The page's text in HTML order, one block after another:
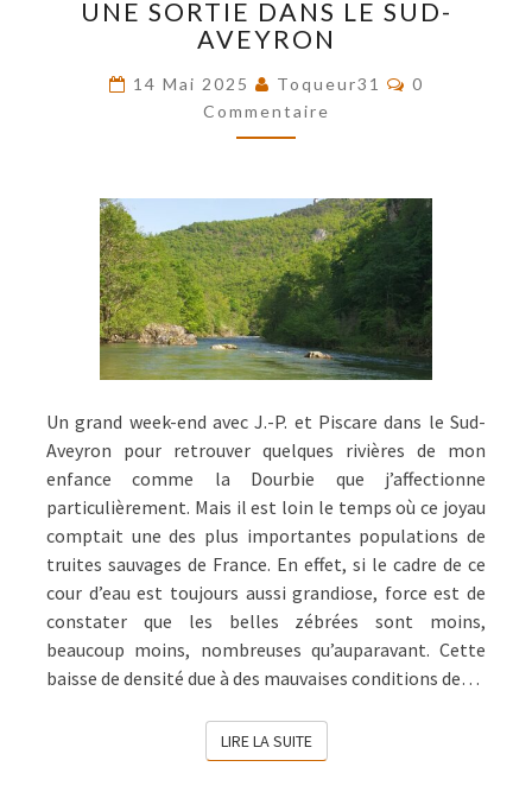
SORTIE
DANS
SUD-
AVEYRON
UNE SORTIE DANS LE SUD-
AVEYRON
14 Mai 2025 Toqueur31
0
Commentaire
Un grand week-end avec J.-P. et Piscare dans le Sud-
Aveyron pour retrouver quelques rivières de mon
enfance comme la Dourbie que j’affectionne
particulièrement. Mais il est loin le temps où ce joyau
comptait une des plus importantes populations de
truites sauvages de France. En effet, si le cadre de ce
cour d’eau est toujours aussi grandiose, force est de
constater que les belles zébrées sont moins,
beaucoup moins, nombreuses qu’auparavant. Cette
baisse de densité due à des mauvaises conditions de…
LIRE LA SUITELIRE LA SUITE